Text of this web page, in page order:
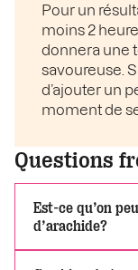
Pour un
moins 2
donnera une
savoureuse.
d’ajouter un
moment de
Questions
Est-ce qu’on
d’arachide?